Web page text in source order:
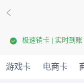
极速销卡 | 实时到
游戏卡 电商卡